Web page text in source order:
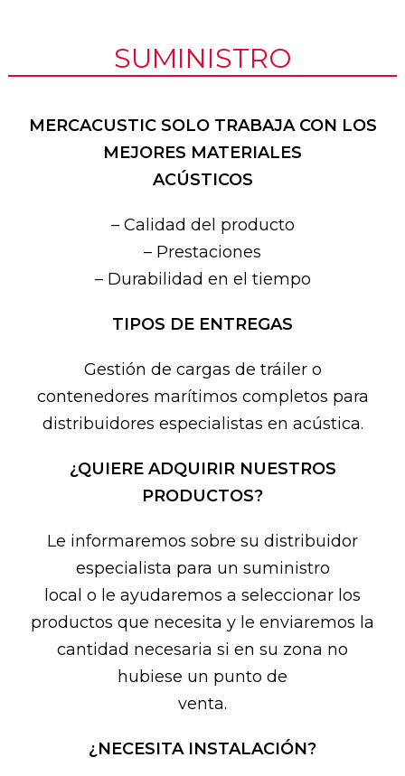
SUMINISTRO
MERCACUSTIC SOLO TRABAJA CON LOS
MEJORES MATERIALES
ACÚSTICOS
– Calidad del producto
– Prestaciones
– Durabilidad en el tiempo
TIPOS DE ENTREGAS
Gestión de cargas de tráiler o
contenedores marítimos completos para
distribuidores especialistas en acústica.
¿QUIERE ADQUIRIR NUESTROS
PRODUCTOS?
Le informaremos sobre su distribuidor
especialista para un suministro
local o le ayudaremos a seleccionar los
productos que necesita y le enviaremos la
cantidad necesaria si en su zona no
hubiese un punto de
venta.
¿NECESITA INSTALACIÓN?